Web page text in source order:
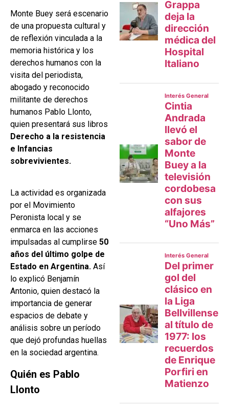
Monte Buey será escenario
de una propuesta cultural y
de reflexión vinculada a la
memoria histórica y los
derechos humanos con la
visita del periodista,
abogado y reconocido
militante de derechos
humanos Pablo Llonto,
quien presentará sus libros
Derecho a la resistencia
e Infancias
sobrevivientes.
La actividad es organizada
por el Movimiento
Peronista local y se
enmarca en las acciones
impulsadas al cumplirse 50
años del último golpe de
Estado en Argentina. Así
lo explicó Benjamín
Antonio, quien destacó la
importancia de generar
espacios de debate y
análisis sobre un período
que dejó profundas huellas
en la sociedad argentina.
Quién es Pablo
Llonto